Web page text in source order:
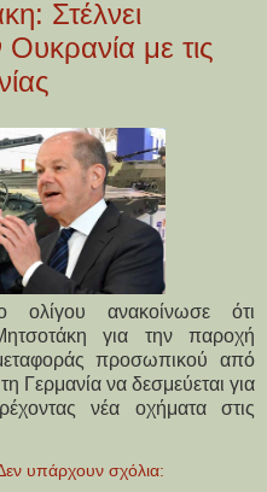
Στέλνει
με τις
ανακοίνωσε ότι
για την παροχή
προσωπικού από
Γερμανία να δεσμεύεται για
νέα οχήματα στις
υπάρχουν σχόλια: